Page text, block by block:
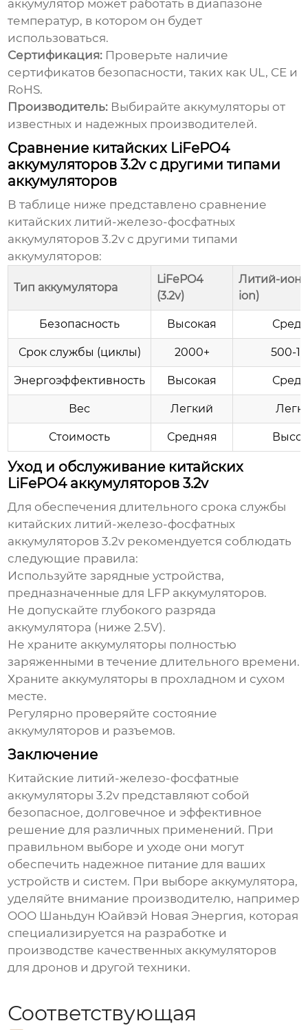
аккумулятор может работать в диапазоне
температур, в котором он будет
использоваться.
Сертификация: Проверьте наличие
сертификатов безопасности, таких как UL, CE и
RoHS.
Производитель: Выбирайте аккумуляторы от
известных и надежных производителей.
Сравнение китайских LiFePO4
аккумуляторов 3.2v с другими типами
аккумуляторов
В таблице ниже представлено сравнение
китайских литий-железо-фосфатных
аккумуляторов 3.2v с другими типами
аккумуляторов:
Тип аккумулятора
LiFePO4
(3.2v)
Литий-
ion)
Безопасность Высокая
Срок службы (циклы) 2000+ 500-
Энергоэффективность Высокая
Вес Легкий
Стоимость Средняя
Уход и обслуживание китайских
LiFePO4 аккумуляторов 3.2v
Для обеспечения длительного срока службы
китайских литий-железо-фосфатных
аккумуляторов 3.2v рекомендуется соблюдать
следующие правила:
Используйте зарядные устройства,
предназначенные для LFP аккумуляторов.
Не допускайте глубокого разряда
аккумулятора (ниже 2.5V).
Не храните аккумуляторы полностью
заряженными в течение длительного времени.
Храните аккумуляторы в прохладном и сухом
месте.
Регулярно проверяйте состояние
аккумуляторов и разъемов.
Заключение
Китайские литий-железо-фосфатные
аккумуляторы 3.2v представляют собой
безопасное, долговечное и эффективное
решение для различных применений. При
правильном выборе и уходе они могут
обеспечить надежное питание для ваших
устройств и систем. При выборе аккумулятора,
уделяйте внимание производителю, например
ООО Шаньдун Юайвэй Новая Энергия, которая
специализируется на разработке и
производстве качественных аккумуляторов
для дронов и другой техники.
Соответствующая